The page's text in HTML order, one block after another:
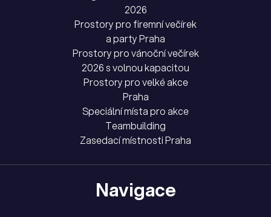
2026
Prostory pro firemní večírek
a party Praha
Prostory pro vánoční večírek
2026 s volnou kapacitou
Prostory pro velké akce
Praha
Speciální místa pro akce
Teambuilding
Zasedací místnosti Praha
Navigace